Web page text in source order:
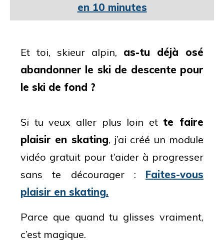
en 10 minutes
Et toi, skieur alpin, as-tu déjà osé
abandonner le ski de descente pour
le ski de fond ?
Si tu veux aller plus loin et te faire
plaisir en skating, j’ai créé un module
vidéo gratuit pour t’aider à progresser
sans te décourager : Faites-vous
plaisir en skating.
Parce que quand tu glisses vraiment,
c’est magique.